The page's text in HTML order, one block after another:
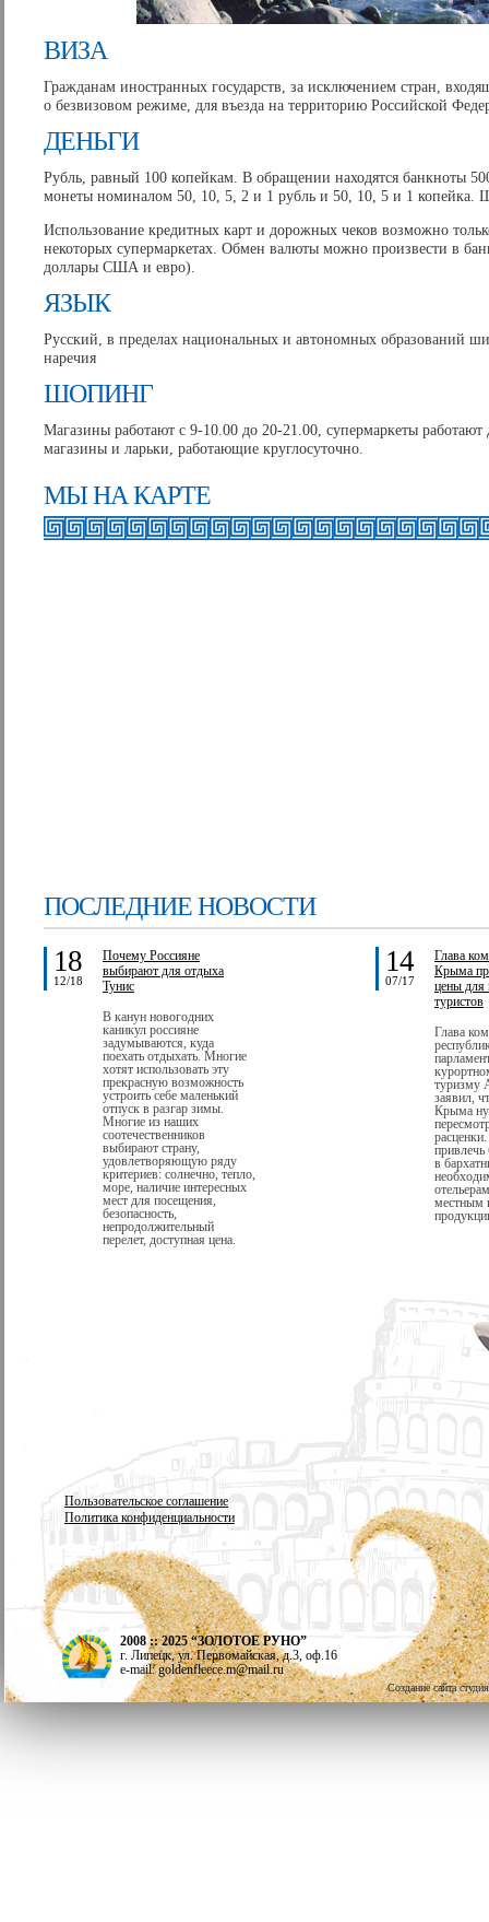
ВИЗА
Гражданам иностранных государств, за исключением стран,
о безвизовом режиме, для въезда на территорию Российской
ДЕНЬГИ
Рубль, равный 100 копейкам. В обращении находятся банкноты
монеты номиналом 50, 10, 5, 2 и 1 рубль и 50, 10, 5 и 1
Использование кредитных карт и дорожных чеков возможно
некоторых супермаркетах. Обмен валюты можно произвести в
доллары США и евро).
ЯЗЫК
Русский, в пределах национальных и автономных образований
наречия
ШОПИНГ
Магазины работают с 9-10.00 до 20-21.00, супермаркеты
магазины и ларьки, работающие круглосуточно.
МЫ НА КАРТЕ
ПОСЛЕДНИЕ НОВОСТИ
18
12/18
Почему Россияне
выбирают для отдыха
Тунис
В канун новогодних
каникул россияне
задумываются, куда
поехать отдыхать. Многие
хотят использовать эту
прекрасную возможность
устроить себе маленький
отпуск в разгар зимы.
Многие из наших
соотечественников
выбирают страну,
удовлетворяющую ряду
критериев: солнечно, тепло,
море, наличие интересных
мест для посещения,
безопасность,
непродолжительный
перелет, доступная цена.
14
07/17
Глава
Крыма
цены для
туристов
Глава
туризму
заявил,
Крыма
привлечь
в
местным
Пользовательское соглашение
Политика конфиденциальности
2008 :: 2025 “ЗОЛОТОЕ РУНО”
г. Липецк, ул. Первомайская, д.3, оф.16
e-mail: goldenfleece.m@mail.ru
Создание сайта